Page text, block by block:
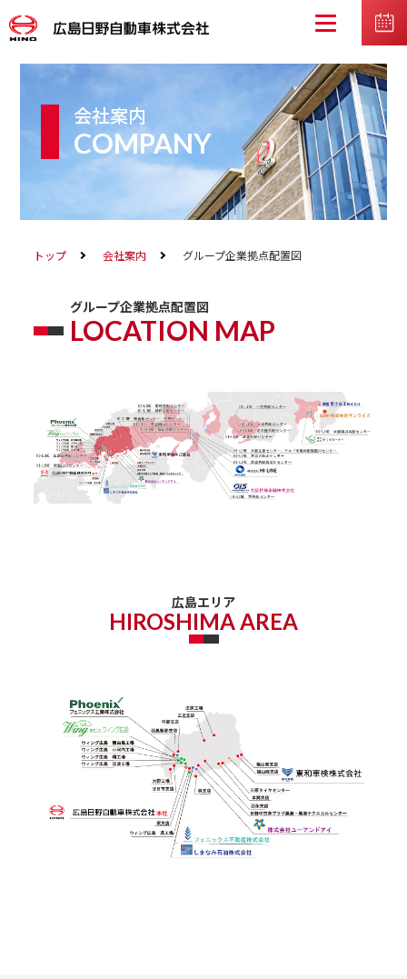
会社案内
COMPANY
トップ 会社案内 グループ企業拠点配置図
グループ企業拠点配置図
LOCATION MAP
広島エリア
HIROSHIMA AREA